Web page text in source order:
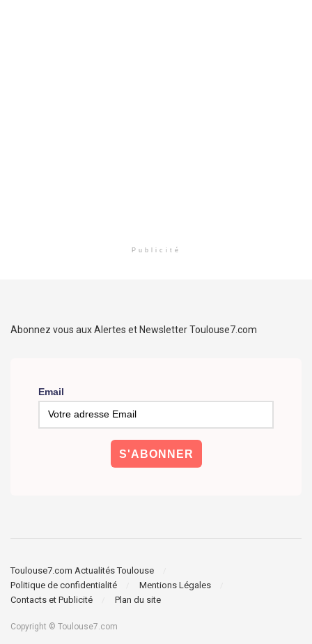
Publicité
Abonnez vous aux Alertes et Newsletter Toulouse7.com
Email
Toulouse7.com Actualités Toulouse
Politique de confidentialité
Mentions Légales
Contacts et Publicité
Plan du site
Copyright © Toulouse7.com